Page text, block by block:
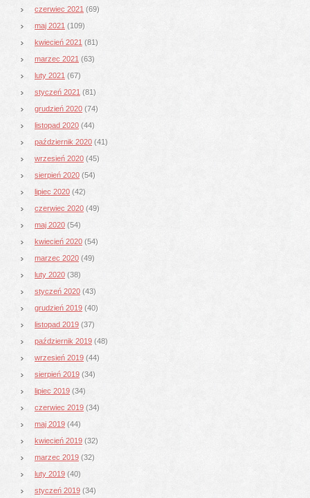
czerwiec 2021 (69)
maj 2021 (109)
kwiecień 2021 (81)
marzec 2021 (63)
luty 2021 (67)
styczeń 2021 (81)
grudzień 2020 (74)
listopad 2020 (44)
październik 2020 (41)
wrzesień 2020 (45)
sierpień 2020 (54)
lipiec 2020 (42)
czerwiec 2020 (49)
maj 2020 (54)
kwiecień 2020 (54)
marzec 2020 (49)
luty 2020 (38)
styczeń 2020 (43)
grudzień 2019 (40)
listopad 2019 (37)
październik 2019 (48)
wrzesień 2019 (44)
sierpień 2019 (34)
lipiec 2019 (34)
czerwiec 2019 (34)
maj 2019 (44)
kwiecień 2019 (32)
marzec 2019 (32)
luty 2019 (40)
styczeń 2019 (34)